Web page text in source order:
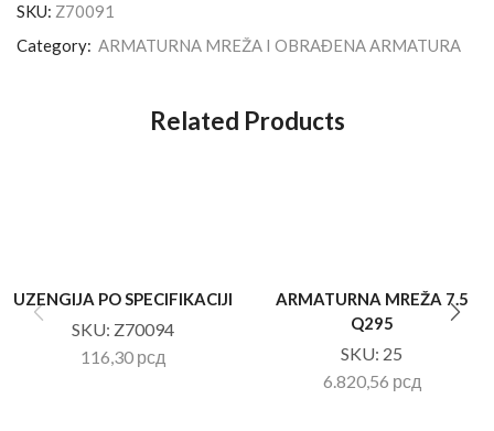
SKU: Z70091
Category: ARMATURNA MREŽA I OBRAĐENA ARMATURA
Related Products
UZENGIJA PO SPECIFIKACIJI
SKU: Z70094
116,30 рсд
ARMATURNA MREŽA 7.5
Q295
SKU: 25
6.820,56 рсд